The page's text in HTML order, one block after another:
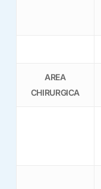
AREA
CHIRURGICA